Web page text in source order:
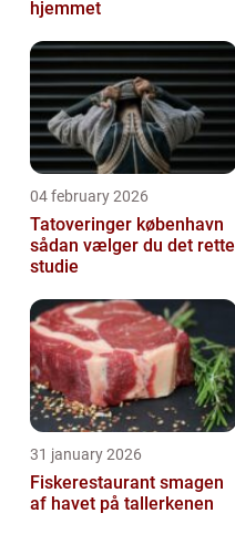
hjemmet
04 february 2026
Tatoveringer københavn
sådan vælger du det rette
studie
31 january 2026
Fiskerestaurant smagen
af havet på tallerkenen